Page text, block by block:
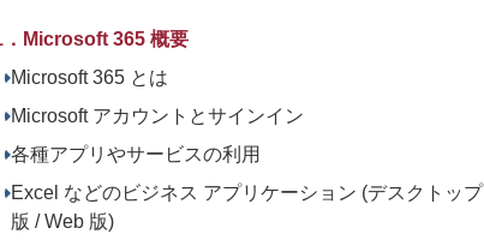
．Microsoft 365 概要
Microsoft 365 とは
Microsoft アカウントとサインイン
各種アプリやサービスの利用
Excel などのビジネス アプリケーション (デスクトップ
版 / Web 版)